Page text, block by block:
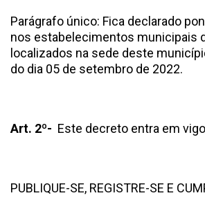
Parágrafo único: Fica declarado
nos estabelecimentos municipais
localizados na sede deste
do dia 05 de setembro de 2022.
Art. 2º- Este decreto entra em
PUBLIQUE-SE, REGISTRE-SE E